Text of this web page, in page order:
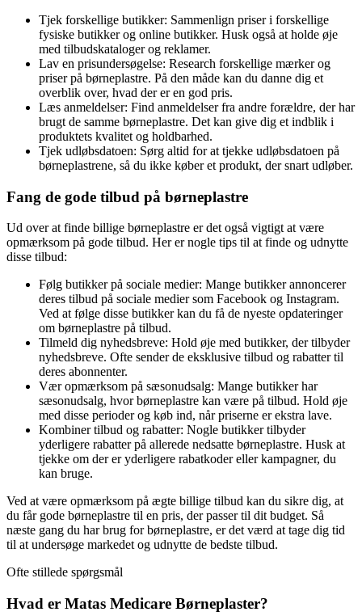
Tjek forskellige butikker: Sammenlign priser i forskellige
fysiske butikker og online butikker. Husk også at holde øje
med tilbudskataloger og reklamer.
Lav en prisundersøgelse: Research forskellige mærker og
priser på børneplastre. På den måde kan du danne dig et
overblik over, hvad der er en god pris.
Læs anmeldelser: Find anmeldelser fra andre forældre, der har
brugt de samme børneplastre. Det kan give dig et indblik i
produktets kvalitet og holdbarhed.
Tjek udløbsdatoen: Sørg altid for at tjekke udløbsdatoen på
børneplastrene, så du ikke køber et produkt, der snart udløber.
Fang de gode tilbud på børneplastre
Ud over at finde billige børneplastre er det også vigtigt at være
opmærksom på gode tilbud. Her er nogle tips til at finde og udnytte
disse tilbud:
Følg butikker på sociale medier: Mange butikker annoncerer
deres tilbud på sociale medier som Facebook og Instagram.
Ved at følge disse butikker kan du få de nyeste opdateringer
om børneplastre på tilbud.
Tilmeld dig nyhedsbreve: Hold øje med butikker, der tilbyder
nyhedsbreve. Ofte sender de eksklusive tilbud og rabatter til
deres abonnenter.
Vær opmærksom på sæsonudsalg: Mange butikker har
sæsonudsalg, hvor børneplastre kan være på tilbud. Hold øje
med disse perioder og køb ind, når priserne er ekstra lave.
Kombiner tilbud og rabatter: Nogle butikker tilbyder
yderligere rabatter på allerede nedsatte børneplastre. Husk at
tjekke om der er yderligere rabatkoder eller kampagner, du
kan bruge.
Ved at være opmærksom på ægte billige tilbud kan du sikre dig, at
du får gode børneplastre til en pris, der passer til dit budget. Så
næste gang du har brug for børneplastre, er det værd at tage dig tid
til at undersøge markedet og udnytte de bedste tilbud.
Ofte stillede spørgsmål
Hvad er Matas Medicare Børneplaster?